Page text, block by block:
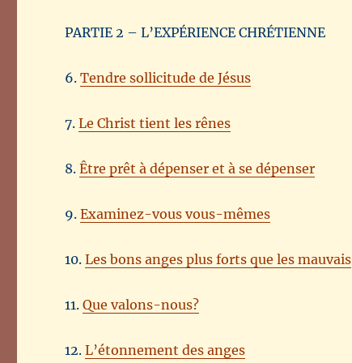
PARTIE 2 – L’EXPÉRIENCE CHRÉTIENNE
6.Tendre sollicitude de Jésus
7.Le Christ tient les rênes
8.Être prêt à dépenser et à se dépenser
9.Examinez-vous vous-mêmes
10.Les bons anges plus forts que les mauvais
11.Que valons-nous?
12.L’étonnement des anges